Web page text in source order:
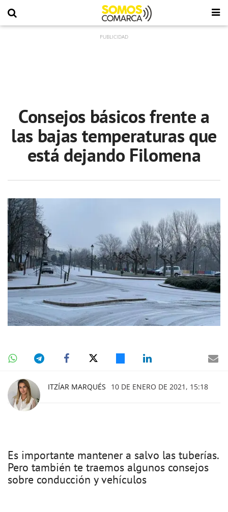
Consejos básicos frente a
las bajas temperaturas que
está dejando Filomena
ITZÍAR MARQUÉS 10 DE ENERO DE 2021, 15:18
Es importante mantener a salvo las tuberías.
Pero también te traemos algunos consejos
sobre conducción y vehículos